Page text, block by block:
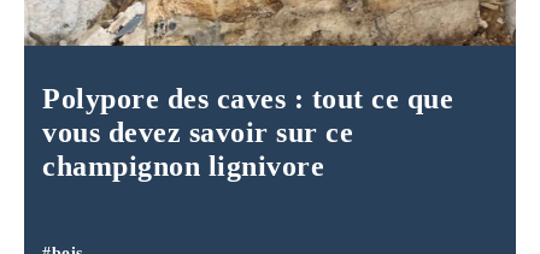
Polypore des caves : tout ce que
vous devez savoir sur ce
champignon lignivore